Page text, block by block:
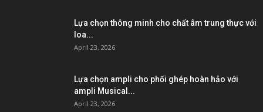
Lựa chọn thông minh cho chất âm trung thực với
loa...
April 23, 2026
Lựa chọn ampli cho phối ghép hoàn hảo với
ampli Musical...
April 23, 2026